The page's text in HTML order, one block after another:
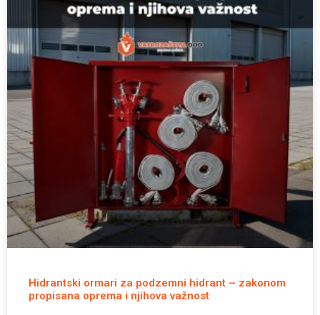
Hidrantski ormari za podzemni hidrant – zakonom
propisana oprema i njihova važnost